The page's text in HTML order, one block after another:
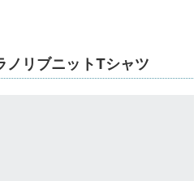
リブニットTシャツ